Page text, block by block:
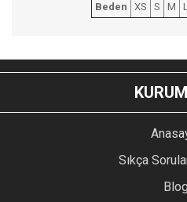
Beden
XS S M
YORUM
Bu ürünün fiyat bilgisi, resim,
konularda yetersiz gördüğünüz
kullanarak tarafımıza
Ürün resmi kalitesiz, bozuk
Ürün açıklamasında eksik
Ürün bilgilerinde hatalar
Sıkça
Blog